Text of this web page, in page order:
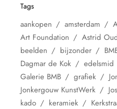
Tags
aankopen amsterdam
Art Foundation
Astrid
beelden
bijzonder
Dagmar de Kok
edelsmid
Galerie BMB
grafiek
Jonkergouw KunstWerk
kado
keramiek